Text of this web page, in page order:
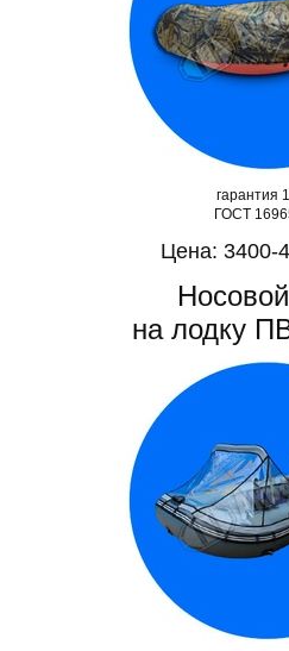
гарантия
ГОСТ
Цена: 3400-
на лодку